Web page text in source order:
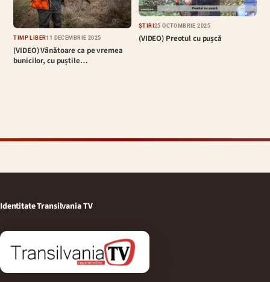
TIMP LIBER11 DECEMBRIE 2025
(VIDEO) Vânătoare ca pe vremea
bunicilor, cu puștile…
ȘTIRI25 OCTOMBRIE 2025
(VIDEO) Preotul cu pușcă
Identitate Transilvania TV